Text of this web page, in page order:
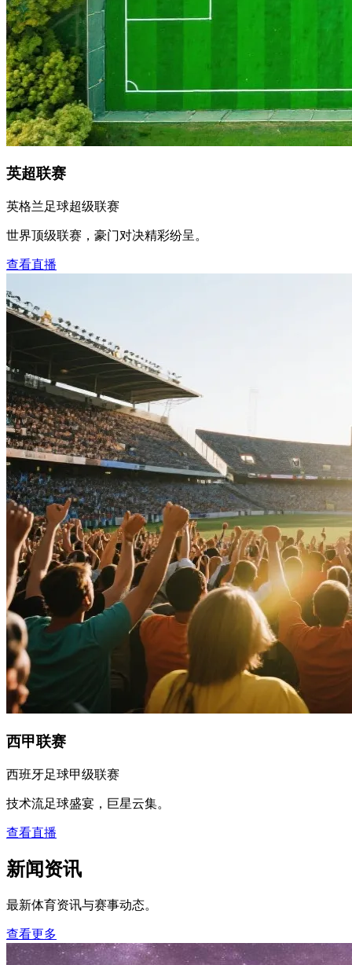
英超联赛
英格兰足球超级联赛
世界顶级联赛，豪门对决精彩纷呈。
查看直播
西甲联赛
西班牙足球甲级联赛
技术流足球盛宴，巨星云集。
查看直播
新闻资讯
最新体育资讯与赛事动态。
查看更多